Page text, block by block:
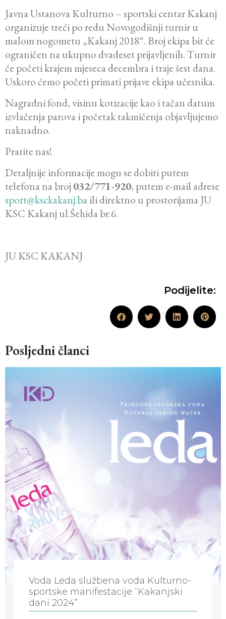
Javna Ustanova Kulturno – sportski centar Kakanj
organizuje treći po redu Novogodišnji turnir u
malom nogometu „Kakanj 2018“. Broj ekipa bit će
ograničen na ukupno dvadeset prijavljenih. Turnir
će početi krajem mjeseca decembra i traje šest dana.
Uskoro ćemo početi primati prijave ekipa učesnika.
Nagradni fond, visinu kotizacije kao i tačan datum
izvlačenja parova i početak takmičenja objavljujemo
naknadno.
Pratite nas!
Detaljnije informacije mogu se dobiti putem
telefona na broj 032/771-920, putem e-mail adrese
sport@ksckakanj.baili direktno u prostorijama JU
KSC Kakanj ul.Šehida br.6.
JU KSC KAKANJ
Podijelite:
Posljedni članci
Voda Leda službena voda Kulturno-
sportske manifestacije “Kakanjski
dani 2024”